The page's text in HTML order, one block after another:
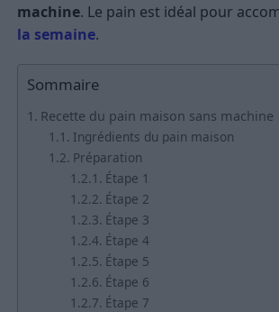
machine. Le pain est idéal pour
la semaine.
Sommaire
Recette du pain maison sans machine
Ingrédients du pain maison
Préparation
Étape 1
Étape 2
Étape 3
Étape 4
Étape 5
Étape 6
Étape 7